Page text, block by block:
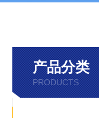
产品分类
PRODUCTS